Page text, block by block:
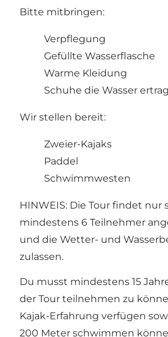
Bitte mitbringen:
Verpflegung
Gefüllte Wasserflasche
Warme Kleidung
Schuhe die Wasser
Wir stellen bereit:
Zweier-Kajaks
Paddel
Schwimmwesten
HINWEIS: Die Tour findet nur
mindestens 6 Teilnehmer
und die Wetter- und
zulassen.
Du musst mindestens 15
der Tour teilnehmen zu
Kajak-Erfahrung verfügen
200 Meter schwimmen